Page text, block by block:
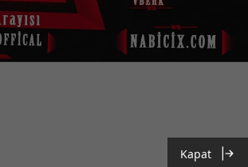
Kapat